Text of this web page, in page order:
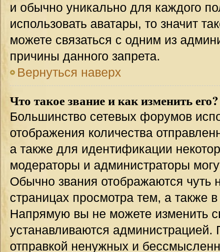
и обычно уникально для каждого
использовать аватары, то значит
можете связаться с одним из
причины данного запрета.
Вернуться наверх
Что такое звание и как изменить его?
Большинство сетевых форумов
отображения количества
а также для идентификации
модераторы и администраторы
Обычно звания отображаются чуть
страницах просмотра тем, а также
Напрямую вы не можете изменить
устанавливаются администрацией.
отправкой ненужных и